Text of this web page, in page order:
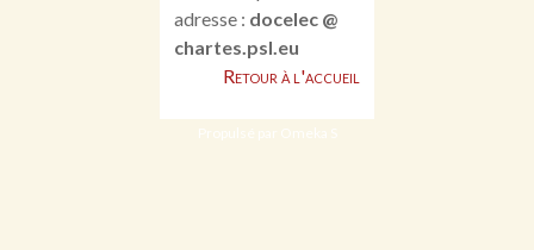
adresse : docelec @
chartes.psl.eu
Retour à l'accueil
Propulsé par Omeka S